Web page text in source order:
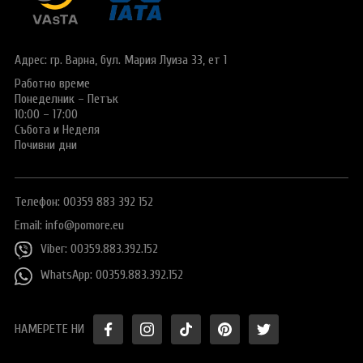
Е-ВИЗА ЗА РУСИЯ
ВИЗА за САУДИТСКА АРАБИЯ
Виза за Тайланд
Заявление за издаване на електронно разрешение за
пътуване до UK
ПОДАРЪЧЕН ВАУЧЕР ЗА ПЪТУВАНЕ
ОЩЕ
Общи условия
Политика за
поверителност
+359 883 392 152
Адрес: гр. Варна, бул. Мария Луиза 33, ет 1
Работно време
Понеделник – Петък
10:00 – 17:00
Събота и Неделя
Почивни дни
Телефон: 00359 883 392 152
Email: info@pomore.eu
Viber: 00359.883.392.152
WhatsApp: 00359.883.392.152
НАМЕРЕТЕ НИ